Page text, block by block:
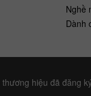
Nghề
Dành
thương hiệu đã đăng